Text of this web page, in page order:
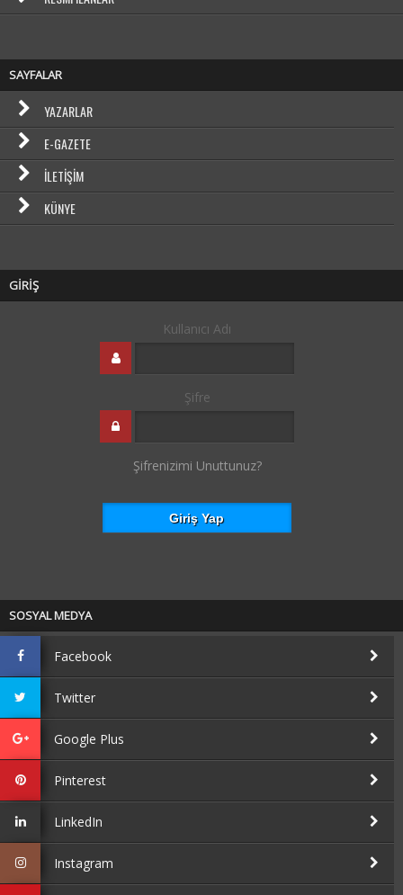
SAYFALAR
YAZARLAR
E-GAZETE
İLETIŞIM
KÜNYE
GİRİŞ
Kullanıcı Adı
Şifre
Şifrenizimi Unuttunuz?
SOSYAL MEDYA
Facebook
Twitter
Google Plus
Pinterest
LinkedIn
Instagram